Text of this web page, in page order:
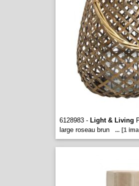
6128983 - Light & Living
large roseau brun
... [1